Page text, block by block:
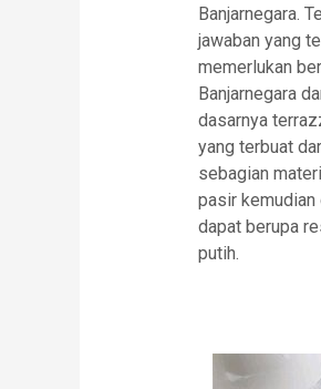
Banjarnegara.
jawaban yang
memerlukan
Banjarnegara
dasarnya
yang terbuat
sebagian
pasir kemudian
dapat berupa
putih.